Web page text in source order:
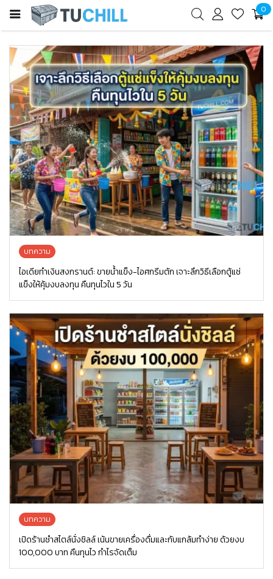
0
บทความ
ไอเดียทำเงินสงกรานต์: ขายน้ำแข็ง-ไอศกรีมตัก เจาะลึกวิธีเลือกตู้แช่
แข็งให้คุ้มงบลงทุน คืนทุนไวใน 5 วัน
บทความ
เปิดร้านชำสไตล์นั่งชิลล์ เน้นขายเครื่องดื่มและกับแกล้มทำง่าย ด้วยงบ
100,000 บาท คืนทุนไว กำไรจัดเต็ม